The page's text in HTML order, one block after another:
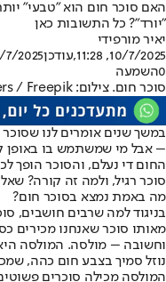
האם סוכר חום הוא "טבעי"
"יורד"? כל התשובות כאן
יאיר מורפידי
10/7/2025, 11:28
,עודכן2025, 11:28
0השמעה
סוכר חום. צילום: azerbaijan_stockers / Freepik
במשך שנים אומרים לנו
– אבל מי שמשתמש בו באופן
החום די נעלם, והסוכר הופך
סוכר רגיל, ולמה זה קורה?
מה באמת נמצא בסוכר חום?
בניגוד למה שרבים חושבים,
מאותו סוכר שאנחנו מכירים
וחשובה – מולסה. המולסה
נוזל סמיך בצבע חום כהה,
המולסה מכילה סוכרים פשוטים